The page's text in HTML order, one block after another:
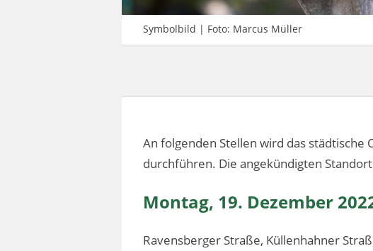
Symbolbild | Foto: Marcus Müller
An folgenden Stellen wird das
durchführen. Die angekündigten
Montag, 19. Dezember
Ravensberger Straße, Küllenhahner